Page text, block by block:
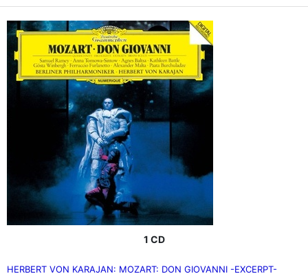
1 CD
HERBERT VON KARAJAN: MOZART: DON GIOVANNI -EXCERPT-